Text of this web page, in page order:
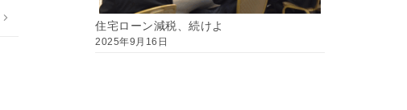
住宅ローン減税、続けよ
2025年9月16日